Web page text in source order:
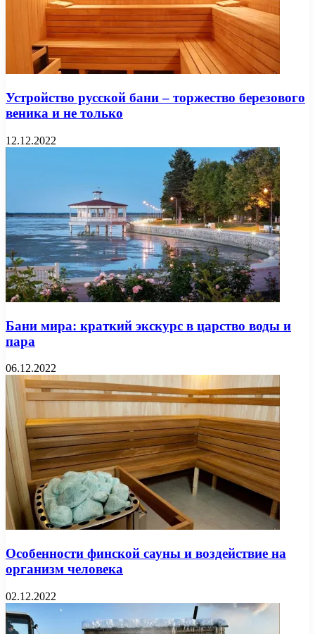
Устройство русской бани – торжество березового
веника и не только
12.12.2022
Бани мира: краткий экскурс в царство воды и
пара
06.12.2022
Особенности финской сауны и воздействие на
организм человека
02.12.2022